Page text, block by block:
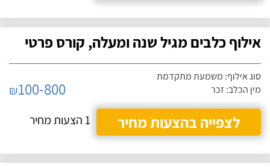
אילוף כלבים מגיל שנה ומעלה, קורס פרטי
סוג אילוף: משמעת מתקדמת
מין הכלב: זכר
₪100-800
לצפייה בהצעות מחיר
1 הצעות מחיר